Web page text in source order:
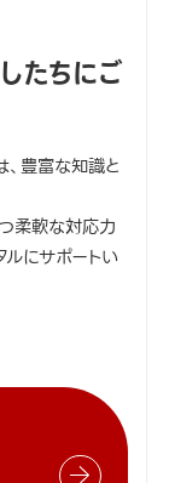
たちにご
豊富な知識と
柔軟な対応力
ルにサポートい